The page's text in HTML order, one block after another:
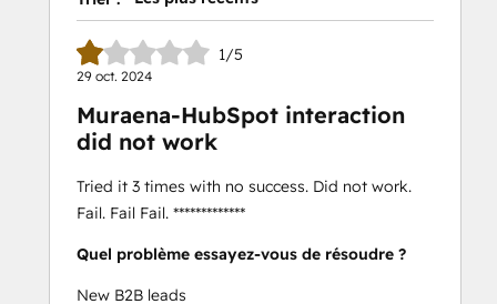
1/5
29 oct. 2024
Muraena-HubSpot interaction
did not work
Tried it 3 times with no success. Did not work.
Fail. Fail Fail. *************
Quel problème essayez-vous de résoudre ?
New B2B leads